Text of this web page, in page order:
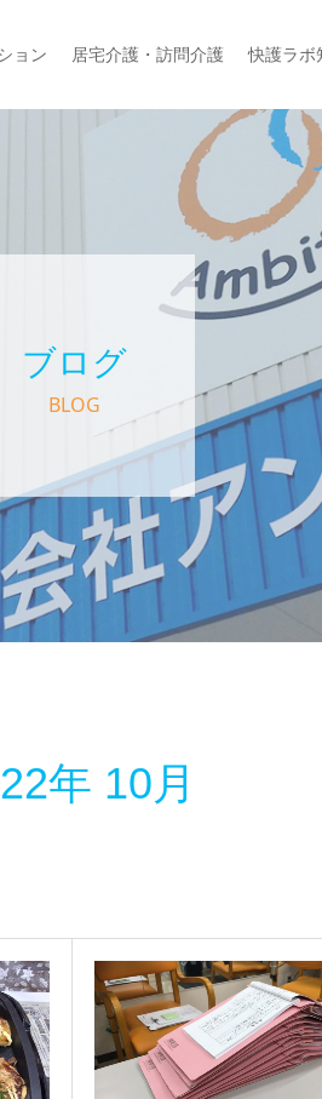
ョン 居宅介護・訪問介護 快護ラボ
ブログ
BLOG
年 10月